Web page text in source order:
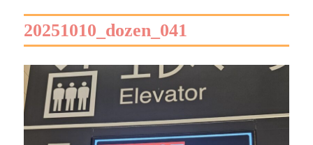
20251010_dozen_041